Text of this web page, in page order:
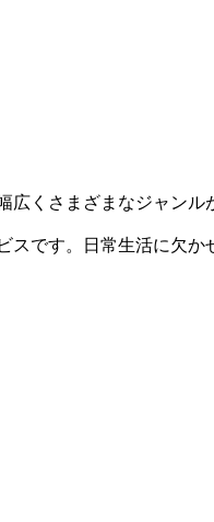
くさまざまなジャンル
です。日常生活に欠か